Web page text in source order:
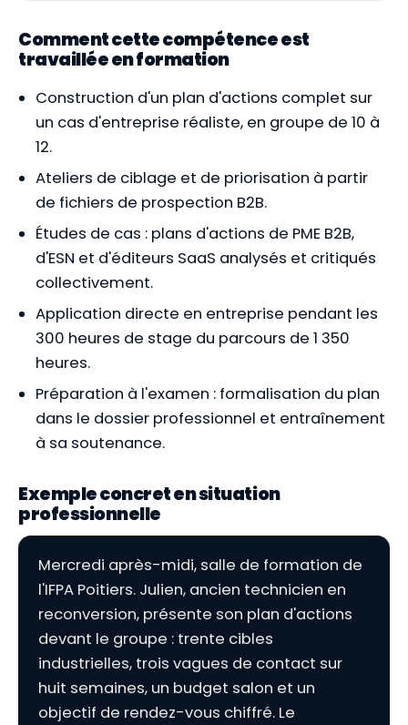
Comment cette compétence est
travaillée en formation
Construction d'un plan d'actions complet sur
un cas d'entreprise réaliste, en groupe de 10 à
12.
Ateliers de ciblage et de priorisation à partir
de fichiers de prospection B2B.
Études de cas : plans d'actions de PME B2B,
d'ESN et d'éditeurs SaaS analysés et critiqués
collectivement.
Application directe en entreprise pendant les
300 heures de stage du parcours de 1 350
heures.
Préparation à l'examen : formalisation du plan
dans le dossier professionnel et entraînement
à sa soutenance.
Exemple concret en situation
professionnelle
Mercredi après-midi, salle de formation de
l'IFPA Poitiers. Julien, ancien technicien en
reconversion, présente son plan d'actions
devant le groupe : trente cibles
industrielles, trois vagues de contact sur
huit semaines, un budget salon et un
objectif de rendez-vous chiffré. Le